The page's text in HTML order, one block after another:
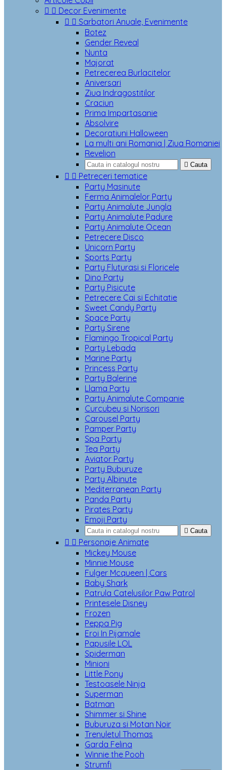
  Decor Evenimente
  Sarbatori Anuale, Evenimente
Botez
Gender Reveal
Nunta
Majorat
Petrecerea Burlacitelor
Aniversari
Ziua Indragostitilor
Craciun
Prima Impartasanie
Absolvire
Decoratiuni Halloween
La multi ani Romania | Ziua Romaniei
Revelion
 Cauta
  Petreceri tematice
Party Masinute
Ferma Animalelor Party
Party Animalute Jungla
Party Animalute Padure
Party Animalute Ocean
Petrecere Disco
Unicorn Party
Sports Party
Party Fluturasi si Floricele
Dino Party
Party Pisicute
Petrecere Cai si Echitatie
Sweet Candy Party
Space Party
Party Sirene
Flamingo Tropical Party
Party Lebada
Marine Party
Princess Party
Party Balerine
Llama Party
Party Animalute Companie
Curcubeu si Norisori
Carousel Party
Pamper Party
Spa Party
Tea Party
Aviator Party
Party Buburuze
Party Albinute
Mediterranean Party
Panda Party
Pirates Party
Emoji Party
 Cauta
  Personaje Animate
Mickey Mouse
Minnie Mouse
Fulger Mcqueen | Cars
Baby Shark
Patrula Catelusilor Paw Patrol
Printesele Disney
Frozen
Peppa Pig
Eroi In Pijamale
Papusile LOL
Spiderman
Minioni
Little Pony
Testoasele Ninja
Superman
Batman
Shimmer si Shine
Buburuza si Motan Noir
Trenuletul Thomas
Garda Felina
Winnie the Pooh
Strumfi